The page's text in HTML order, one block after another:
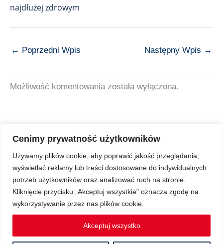
Cenimy prywatność użytkowników
Używamy plików cookie, aby poprawić jakość przeglądania,
wyświetlać reklamy lub treści dostosowane do indywidualnych
potrzeb użytkowników oraz analizować ruch na stronie.
Kliknięcie przycisku „Akceptuj wszystkie” oznacza zgodę na
wykorzystywanie przez nas plików cookie.
Akceptuj wszystko
najdłużej zdrowym
← Poprzedni Wpis Następny Wpis →
Możliwość komentowania została wyłączona.
Copyright © 2026 Z Sercem do Pacjenta
Regulamin spotkań Klubu Pacjenta on-line